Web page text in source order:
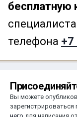
бесплатную
телефона +7
Вы можете
зарегистрироваться